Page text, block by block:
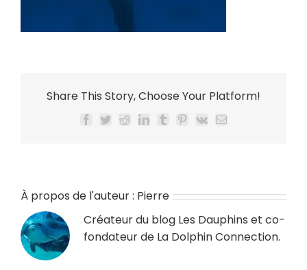
Share This Story, Choose Your Platform!
Facebook
TwitterRedditLinkedIn
TumblrPinterest
Vk Email
À propos de l'auteur : Pierre
Créateur du blog Les Dauphins et co-
fondateur de La Dolphin Connection.